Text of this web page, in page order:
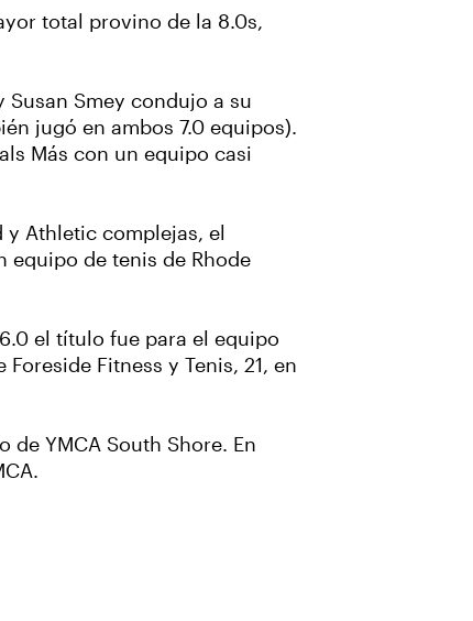
total provino de la 8.0s,
Susan Smey condujo a su
jugó en ambos 7.0 equipos).
Más con un equipo casi
y Athletic complejas, el
equipo de tenis de Rhode
el título fue para el equipo
Fitness y Tenis, 21, en
de YMCA South Shore. En